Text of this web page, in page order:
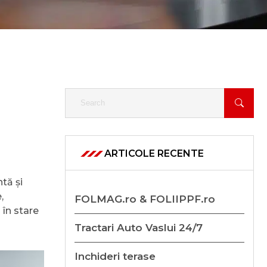
și
în stare
ARTICOLE RECENTE
FOLMAG.ro & FOLIIPPF.ro
Tractari Auto Vaslui 24/7
Inchideri terase